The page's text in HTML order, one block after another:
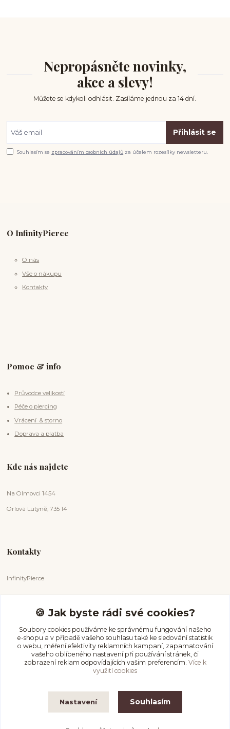
Nepropásněte novinky,
akce a slevy!
Můžete se kdykoli odhlásit. Zasíláme jednou za 14 dní.
Přihlásit se
Souhlasím se zpracováním osobních údajů za účelem rozesílky newsletteru.
O InfinityPierce
O nás
Vše o nákupu
Kontakty
Pomoc & info
Průvodce velikostí
Péče o piercing
Vrácení & storno
Doprava a platba
Kde nás najdete
Na Olmovci 1454
Orlová Lutyně, 735 14
Kontakty
InfinityPierce
+420 731 681 038
(Po-Ne, 9-18 hod.)
info@infinitypierce.cz
🍪 Jak byste rádi své cookies?
Soubory cookies používáme ke správnému fungování našeho
e-shopu a v případě vašeho souhlasu také ke sledování statistik
o webu, měření efektivity reklamních kampaní, zapamatování
vašeho oblíbeného nastavení při používání stránek, či
zobrazení reklam odpovídajících vašim preferencím. Více k
využití cookies
Nastavení Souhlasím